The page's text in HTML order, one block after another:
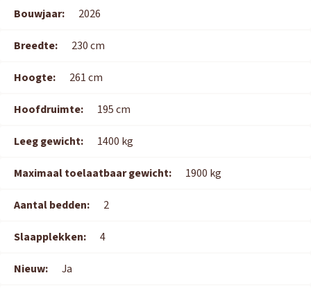
Bouwjaar: 2026
Breedte: 230 cm
Hoogte: 261 cm
Hoofdruimte: 195 cm
Leeg gewicht: 1400 kg
Maximaal toelaatbaar gewicht: 1900 kg
Aantal bedden: 2
Slaapplekken: 4
Nieuw: Ja